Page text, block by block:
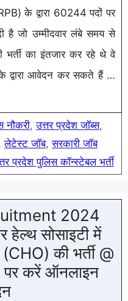
के द्वारा 60244 पदों पर
है जो उम्मीदवार लंबे समय से
भर्ती का इंतजार कर रहे थे वे
द्वारा आवेदन कर सकते हैं …
नौकरी,उत्तर प्रदेश जॉब्स,
लेटेस्ट जॉब,सरकारी जॉब
प्रदेश पुलिस कॉन्स्टेबल भर्ती
2024
हेल्थ सोसाइटी में
की भर्ती @
करें ऑनलाइन